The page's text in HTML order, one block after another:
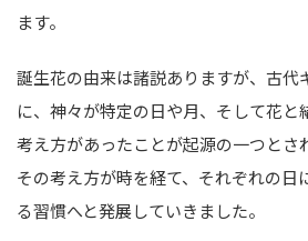
ます。
誕生花の由来は諸説ありますが、古代
に、神々が特定の日や月、そして花と
考え方があったことが起源の一つとさ
その考え方が時を経て、それぞれの日
る習慣へと発展していきました。